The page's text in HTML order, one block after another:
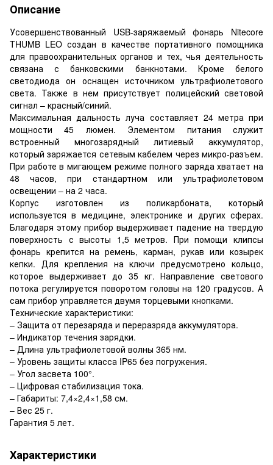
Описание
Усовершенствованный USB-заряжаемый фонарь Nitecore
THUMB LEO создан в качестве портативного помощника
для правоохранительных органов и тех, чья деятельность
связана с банковскими банкнотами. Кроме белого
светодиода он оснащен источником ультрафиолетового
света. Также в нем присутствует полицейский световой
сигнал – красный/синий.
Максимальная дальность луча составляет 24 метра при
мощности 45 люмен. Элементом питания служит
встроенный многозарядный литиевый аккумулятор,
который заряжается сетевым кабелем через микро-разъем.
При работе в мигающем режиме полного заряда хватает на
48 часов, при стандартном или ультрафиолетовом
освещении – на 2 часа.
Корпус изготовлен из поликарбоната, который
используется в медицине, электронике и других сферах.
Благодаря этому прибор выдерживает падение на твердую
поверхность с высоты 1,5 метров. При помощи клипсы
фонарь крепится на ремень, карман, рукав или козырек
кепки. Для крепления на ключи предусмотрено кольцо,
которое выдерживает до 35 кг. Направление светового
потока регулируется поворотом головы на 120 градусов. А
сам прибор управляется двумя торцевыми кнопками.
Технические характеристики:
– Защита от перезаряда и переразряда аккумулятора.
– Индикатор течения зарядки.
– Длина ультрафиолетовой волны 365 нм.
– Уровень защиты класса IP65 без погружения.
– Угол засвета 100°.
– Цифровая стабилизация тока.
– Габариты: 7,4×2,4×1,58 см.
– Вес 25 г.
Гарантия 5 лет.
Характеристики